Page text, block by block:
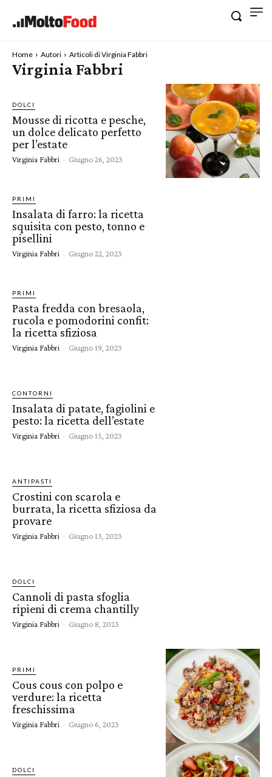
Home Autori Articoli di Virginia Fabbri
Virginia Fabbri
DOLCI
Mousse di ricotta e pesche,
un dolce delicato perfetto
per l’estate
Virginia Fabbri - Giugno 26, 2023
PRIMI
Insalata di farro: la ricetta
squisita con pesto, tonno e
pisellini
Virginia Fabbri - Giugno 22, 2023
PRIMI
Pasta fredda con bresaola,
rucola e pomodorini confit:
la ricetta sfiziosa
Virginia Fabbri - Giugno 19, 2023
CONTORNI
Insalata di patate, fagiolini e
pesto: la ricetta dell’estate
Virginia Fabbri - Giugno 15, 2023
ANTIPASTI
Crostini con scarola e
burrata, la ricetta sfiziosa da
provare
Virginia Fabbri - Giugno 13, 2023
DOLCI
Cannoli di pasta sfoglia
ripieni di crema chantilly
Virginia Fabbri - Giugno 8, 2023
PRIMI
Cous cous con polpo e
verdure: la ricetta
freschissima
Virginia Fabbri - Giugno 6, 2023
DOLCI